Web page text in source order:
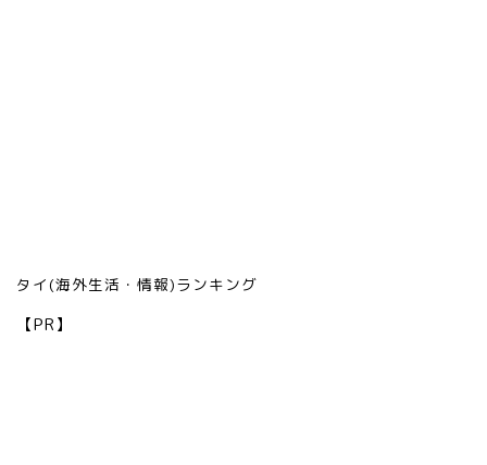
タイ(海外生活・情報)ランキング
【PR】